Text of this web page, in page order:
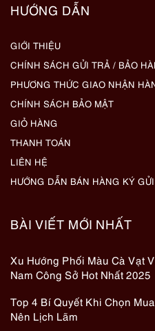
HƯỚNG DẪN
GIỚI THIỆU
CHÍNH SÁCH GỬI TRẢ / BẢO
PHƯƠNG THỨC GIAO NHẬN
CHÍNH SÁCH BẢO MẬT
GIỎ HÀNG
THANH TOÁN
LIÊN HỆ
HƯỚNG DẪN BÁN HÀNG KÝ GỬI
BÀI VIẾT MỚI NHẤT
Xu Hướng Phối Màu Cà Vạt
Nam Công Sở Hot Nhất 2025
Top 4 Bí Quyết Khi Chọn
Nên Lịch Lãm